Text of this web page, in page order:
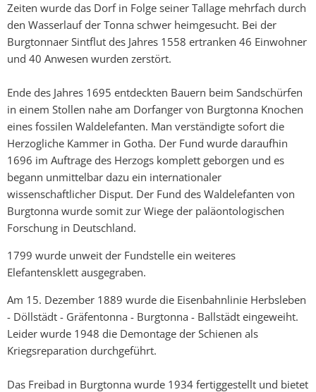
Zeiten wurde das Dorf in Folge seiner Tallage mehrfach durch
den Wasserlauf der Tonna schwer heimgesucht. Bei der
Burgtonnaer Sintflut des Jahres 1558 ertranken 46 Einwohner
und 40 Anwesen wurden zerstört.
Ende des Jahres 1695 entdeckten Bauern beim Sandschürfen
in einem Stollen nahe am Dorfanger von Burgtonna Knochen
eines fossilen Waldelefanten. Man verständigte sofort die
Herzogliche Kammer in Gotha. Der Fund wurde daraufhin
1696 im Auftrage des Herzogs komplett geborgen und es
begann unmittelbar dazu ein internationaler
wissenschaftlicher Disput. Der Fund des Waldelefanten von
Burgtonna wurde somit zur Wiege der paläontologischen
Forschung in Deutschland.
1799 wurde unweit der Fundstelle ein weiteres
Elefantensklett ausgegraben.
Am 15. Dezember 1889 wurde die Eisenbahnlinie Herbsleben
- Döllstädt - Gräfentonna - Burgtonna - Ballstädt eingeweiht.
Leider wurde 1948 die Demontage der Schienen als
Kriegsreparation durchgeführt.
Das Freibad in Burgtonna wurde 1934 fertiggestellt und bietet